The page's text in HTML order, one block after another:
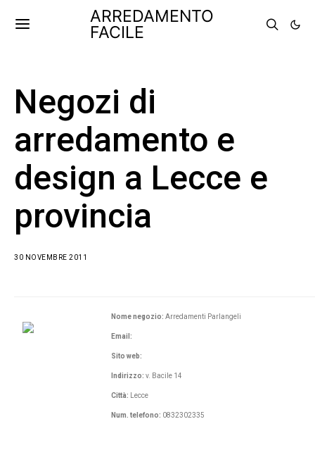
ARREDAMENTO
FACILE
Negozi di
arredamento e
design a Lecce e
provincia
30 NOVEMBRE 2011
Nome negozio: Arredamenti Parlangeli
Email:
Sito web:
Indirizzo: v. Bacile 14
Città: Lecce
Num. telefono: 0832302335